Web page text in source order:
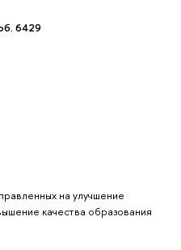
6429
на улучшение
качества образования